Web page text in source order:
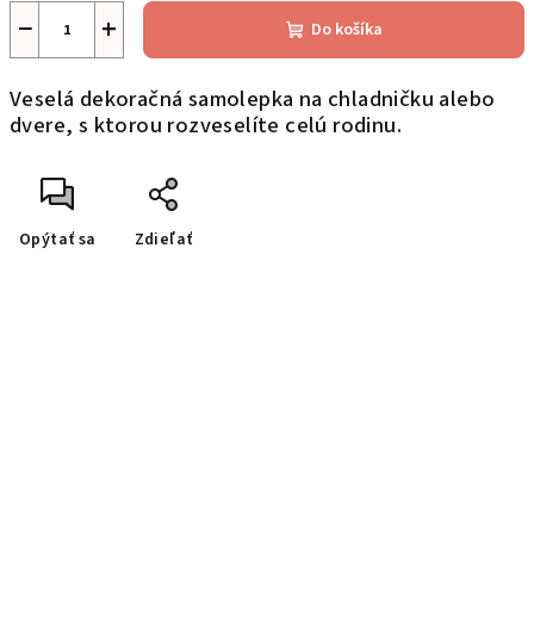
+
− Do košíka
Veselá dekoračná samolepka na chladničku alebo
dvere, s ktorou rozveselíte celú rodinu.
Opýtať sa Zdieľať